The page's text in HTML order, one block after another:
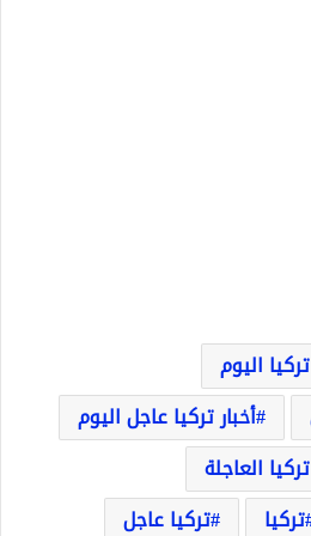
اليوم
أخبار تركيا عاجل اليوم
العاجلة
تركيا
تركيا عاجل